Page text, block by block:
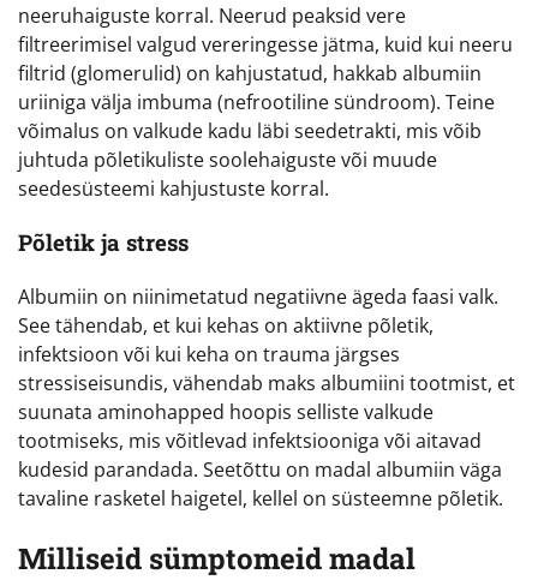
neeruhaiguste korral. Neerud peaksid vere
filtreerimisel valgud vereringesse jätma, kuid kui neeru
filtrid (glomerulid) on kahjustatud, hakkab albumiin
uriiniga välja imbuma (nefrootiline sündroom). Teine
võimalus on valkude kadu läbi seedetrakti, mis võib
juhtuda põletikuliste soolehaiguste või muude
seedesüsteemi kahjustuste korral.
Põletik ja stress
Albumiin on niinimetatud negatiivne ägeda faasi valk.
See tähendab, et kui kehas on aktiivne põletik,
infektsioon või kui keha on trauma järgses
stressiseisundis, vähendab maks albumiini tootmist, et
suunata aminohapped hoopis selliste valkude
tootmiseks, mis võitlevad infektsiooniga või aitavad
kudesid parandada. Seetõttu on madal albumiin väga
tavaline rasketel haigetel, kellel on süsteemne põletik.
Milliseid sümptomeid madal